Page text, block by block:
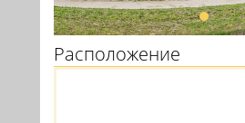
Расположение